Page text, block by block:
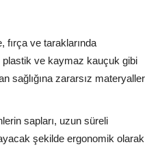
fırça ve taraklarında
plastik ve kaymaz kauçuk gibi
sağlığına zararsız materyaller
sapları, uzun süreli
şekilde ergonomik olarak